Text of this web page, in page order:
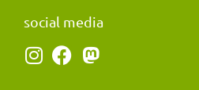
social media
I
F
M